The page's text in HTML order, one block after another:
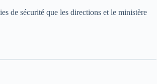
de sécurité que les directions et le ministère